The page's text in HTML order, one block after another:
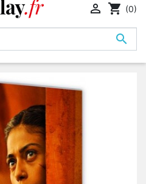

 shopping_cart (0)